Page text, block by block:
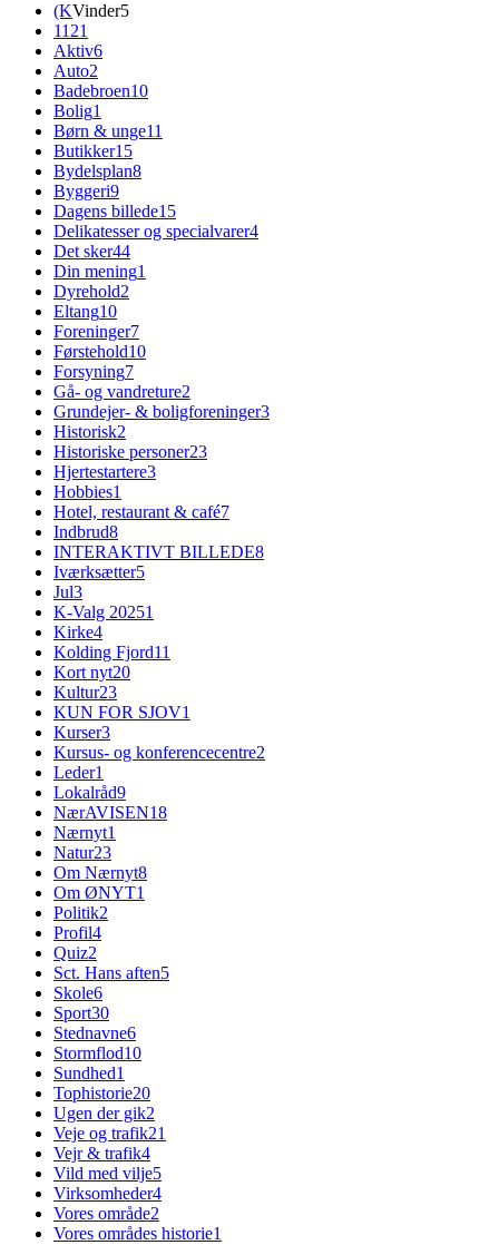
(KVinder5
1121
Aktiv6
Auto2
Badebroen10
Bolig1
Børn & unge11
Butikker15
Bydelsplan8
Byggeri9
Dagens billede15
Delikatesser og specialvarer4
Det sker44
Din mening1
Dyrehold2
Eltang10
Foreninger7
Førstehold10
Forsyning7
Gå- og vandreture2
Grundejer- & boligforeninger3
Historisk2
Historiske personer23
Hjertestartere3
Hobbies1
Hotel, restaurant & café7
Indbrud8
INTERAKTIVT BILLEDE8
Iværksætter5
Jul3
K-Valg 20251
Kirke4
Kolding Fjord11
Kort nyt20
Kultur23
KUN FOR SJOV1
Kurser3
Kursus- og konferencecentre2
Leder1
Lokalråd9
NærAVISEN18
Nærnyt1
Natur23
Om Nærnyt8
Om ØNYT1
Politik2
Profil4
Quiz2
Sct. Hans aften5
Skole6
Sport30
Stednavne6
Stormflod10
Sundhed1
Tophistorie20
Ugen der gik2
Veje og trafik21
Vejr & trafik4
Vild med vilje5
Virksomheder4
Vores område2
Vores områdes historie1